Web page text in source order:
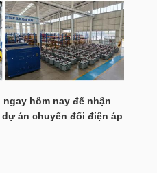
hôm nay để nhận
án chuyển đổi điện áp